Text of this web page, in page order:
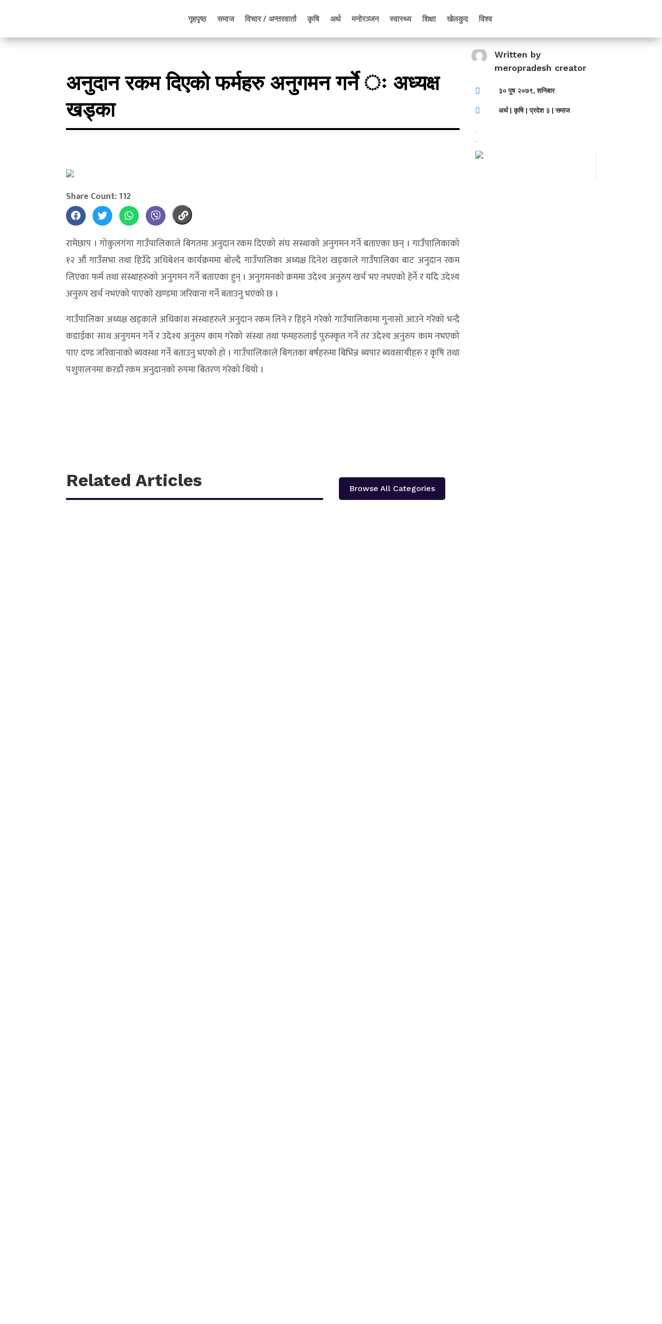
गृहपृष्ठ समाज विचार / अन्तरवार्ता कृषि अर्थ मनोरञ्जन स्वास्थ्य शिक्षा खेलकुद विश्व
अनुदान रकम दिएको फर्महरु अनुगमन गर्ने ः अध्यक्ष
खड्का
Written by
meropradesh creator
 ३० पुष २०७९, शनिबार
 अर्थ|कृषि|प्रदेश ३ |समाज
Share Count: 112
रामेछाप । गोकुलगंगा गाउँपालिकाले बिगतमा अनुदान रकम दिएको संघ सस्थाको अनुगमन गर्ने बताएका छन् । गाउँपालिकाको
१२ औं गाउँसभा तथा हिउँदे अधिबेशन कार्यक्रममा बोल्दै गाउँपालिका अध्यक्ष दिनेश खड्काले गाउँपालिका बाट अनुदान रकम
लिएका फर्म तथा संस्थाहरुको अनुगमन गर्ने बताएका हुन् । अनुगमनको क्रममा उदेश्य अनुरुप खर्च भए नभएको हेर्ने र यदि उदेश्य
अनुरुप खर्च नभएको पाएको खण्डमा जरिवाना गर्ने बताउनु भएको छ ।
गाउँपालिका अध्यक्ष खड्काले अधिकांश संस्थाहरुले अनुदान रकम लिने र हिड्ने गरेको गाउँपालिकामा गुनासो आउने गरेको भन्दै
कडाईका साथ अनुगमन गर्ने र उदेश्य अनुरुप काम गरेको संस्था तथा फमहरुलाई पुरुस्कृत गर्ने तर उदेश्य अनुरुप काम नभएको
पाए दण्ड जरिवानाको ब्यवस्था गर्ने बताउनु भएको हो । गाउँपालिकाले बिगतका बर्षहरुमा बिभिन्न ब्यपार ब्यवसायीहरु र कृषि तथा
पशुपालनमा करडौं रकम अनुदानको रुपमा बितरण गरेको थियो ।
Related Articles Browse All Categories